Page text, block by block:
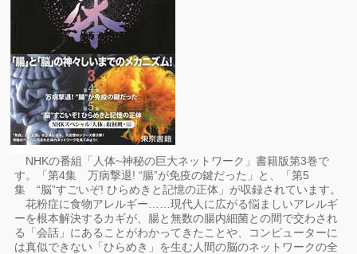
NHKの番組「人体~神秘の巨大ネットワーク」書籍版第3巻で
す。「第4集 万病撃退! “腸”が免疫の鍵だった」と、「第5
集 “脳”すごいぞ! ひらめきと記憶の正体」が収録されています。
花粉症に食物アレルギー……現代人に広がる悩ましいアレルギ
ーを根本解決するカギが、腸と無数の腸内細菌との間で交わされ
る「会話」にあることがわかってきたことや、コンピューターに
は真似できない「ひらめき」を生む人間の脳のネットワークの全